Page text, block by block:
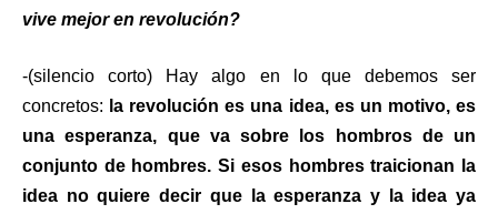
vive mejor en revolución?
-(silencio corto) Hay algo en lo que debemos ser
concretos: la revolución es una idea, es un motivo, es
una esperanza, que va sobre los hombros de un
conjunto de hombres. Si esos hombres traicionan la
idea no quiere decir que la esperanza y la idea ya